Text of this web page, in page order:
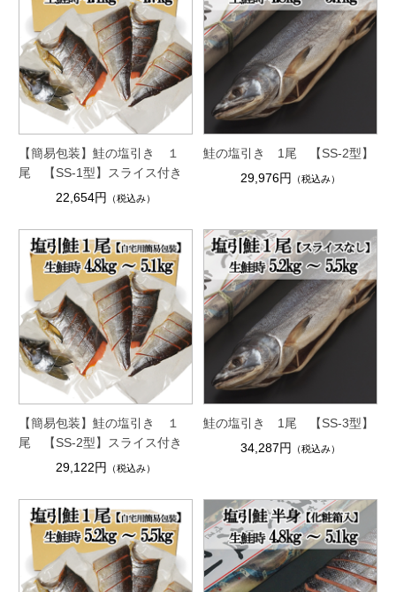
【簡易包装】鮭の塩引き １
尾 【SS-1型】スライス付き
22,654円
（税込み）
鮭の塩引き 1尾 【SS-2型】
29,976円
（税込み）
【簡易包装】鮭の塩引き １
尾 【SS-2型】スライス付き
29,122円
（税込み）
鮭の塩引き 1尾 【SS-3型】
34,287円
（税込み）